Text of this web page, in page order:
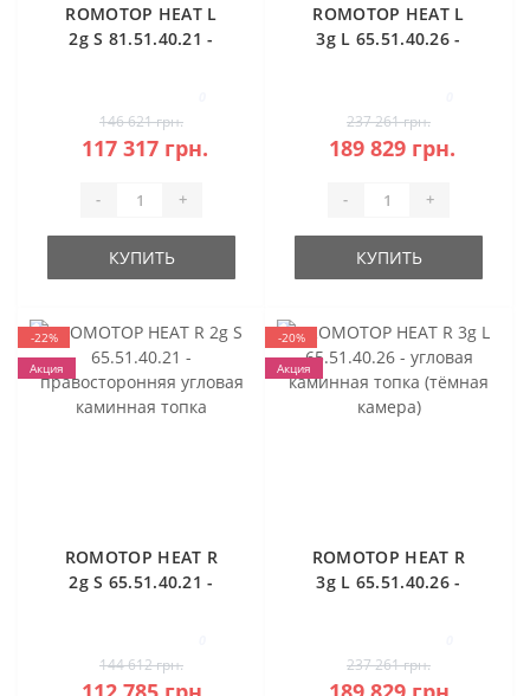
ROMOTOP HEAT L
2g S 81.51.40.21 -
146 621 грн.
117 317 грн.
- +
КУПИТЬ
ROMOTOP HEAT L
3g L 65.51.40.26 -
камера)
237 261 грн.
189 829 грн.
- +
КУПИТЬ
-22%
Акция
ROMOTOP HEAT R
2g S 65.51.40.21 -
топка
144 612 грн.
-20%
Акция
ROMOTOP HEAT R
3g L 65.51.40.26 -
камера)
237 261 грн.